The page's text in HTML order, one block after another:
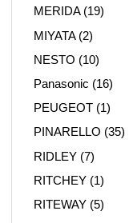
MERIDA(19)
MIYATA(2)
NESTO (10)
Panasonic (16)
PEUGEOT (1)
PINARELLO (35)
RIDLEY (7)
RITCHEY (1)
RITEWAY (5)